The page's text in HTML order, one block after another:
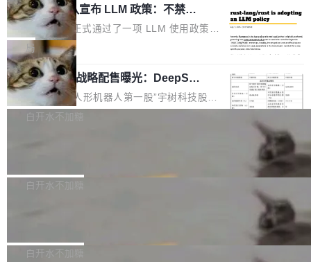
配、功耗与稳定性调优、兼容性测评及统一互联
等内容展开系统讲解和实战交流，帮助企业进一
步了解开源鸿蒙在智能...
Hub 员工 kdaigle 在 HN 讨论中贴出了一组数
据：2025 年全年 10 亿次 commit。现在，每周
2.75 亿次，全年预计 140 亿次。GitHub...
ontinual Harness。在 ARC-AGI 3 基准测试
上，Prime Agent + Opus 5 的组合达到了 95.
5% RHAE Best@1，超过了 ARC 报告的人类专
家基线 95.4%。 不是又一个 coding agent 包装
器 Prime Agent 的架构和市面上大多数 coding
agent 有本质区别。大多数 agent harness 的设
计是基于早期模型的能力—...
Rust 项目团队宣布 LLM 政策：不禁
止，但你要承认哪些代码不是你写的
Rust 语言项目正式通过了一项 LLM 使用政策，
覆盖 rust-lang/rust 单一仓库的代码贡献。这不
是项目级别的官方立场，目前由五个团队采纳，
但它可能是主流开源项目中关于 AI 辅助贡献最
细致的一份规则。 政策的核心只有一句话：LLM
可以用来分析、提炼、审阅、建议，但不能用来
不得生成涉及安全性的关键变更，除非作者本身
局
宇树科技 IPO 战略配售曝光：DeepSe
ek 获配 93.3 万股，锁定 36 个月
8月6日晚间，“人形机器人第一股”宇树科技股份
有限公司披露IPO发行价格及战略配售结果，杭
36个月。 公告显示，本次宇树科技战略配售对
员工参与设立的专项资产管理计划。其中，Dee
白开水不加糖
Bug fixes and enhancements 修复多次传递同
一个回归问题，该问题导致拉取镜像时会拒绝包
白开水不加糖
e 孵化器项目管理委员会（IPMC）投票中获得
白开水不加糖